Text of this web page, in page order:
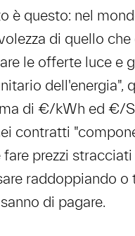
è questo: nel
di quello
le offerte luce e
dell'energia",
di €/kWh ed €/
contratti
prezzi
raddoppiando
di pagare.